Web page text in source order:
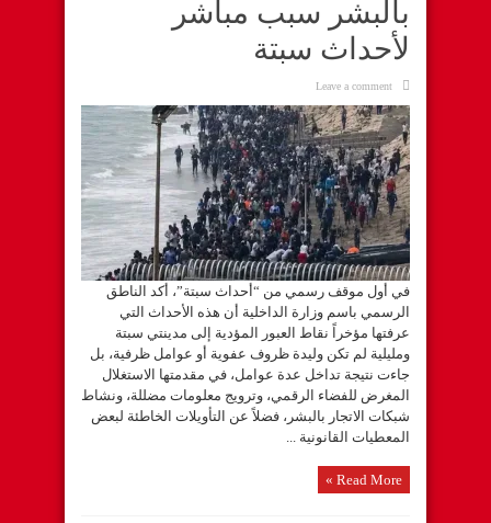
بالبشر سبب مباشر
لأحداث سبتة
Leave a comment
في أول موقف رسمي من “أحداث سبتة”، أكد الناطق
الرسمي باسم وزارة الداخلية أن هذه الأحداث التي
عرفتها مؤخراً نقاط العبور المؤدية إلى مدينتي سبتة
ومليلية لم تكن وليدة ظروف عفوية أو عوامل ظرفية، بل
جاءت نتيجة تداخل عدة عوامل، في مقدمتها الاستغلال
المغرض للفضاء الرقمي، وترويج معلومات مضللة، ونشاط
شبكات الاتجار بالبشر، فضلاً عن التأويلات الخاطئة لبعض
المعطيات القانونية ...
Read More »